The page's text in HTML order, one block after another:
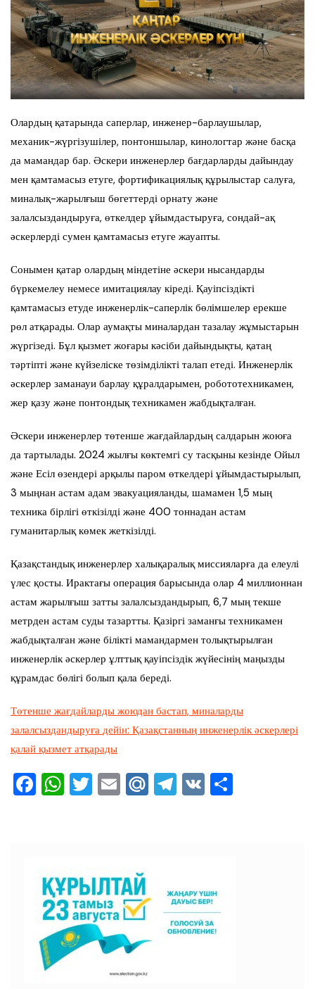
Олардың қатарында саперлар, инженер-барлаушылар,
механик-жүргізушілер, понтоншылар, кинологтар және басқа
да мамандар бар. Әскери инженерлер бағдарларды дайындау
мен қамтамасыз етуге, фортификациялық құрылыстар салуға,
миналық-жарылғыш бөгеттерді орнату және
залалсыздандыруға, өткелдер ұйымдастыруға, сондай-ақ
әскерлерді сумен қамтамасыз етуге жауапты.
Сонымен қатар олардың міндетіне әскери нысандарды
бүркемелеу немесе имитациялау кіреді. Қауіпсіздікті
қамтамасыз етуде инженерлік-саперлік бөлімшелер ерекше
рөл атқарады. Олар аумақты миналардан тазалау жұмыстарын
жүргізеді. Бұл қызмет жоғары кәсіби дайындықты, қатаң
тәртіпті және күйзеліске төзімділікті талап етеді. Инженерлік
әскерлер заманауи барлау құралдарымен, робототехникамен,
жер қазу және понтондық техникамен жабдықталған.
Әскери инженерлер төтенше жағдайлардың салдарын жоюға
да тартылады. 2024 жылғы көктемгі су тасқыны кезінде Ойыл
және Есіл өзендері арқылы паром өткелдері ұйымдастырылып,
3 мыңнан астам адам эвакуацияланды, шамамен 1,5 мың
техника бірлігі өткізілді және 400 тоннадан астам
гуманитарлық көмек жеткізілді.
Қазақстандық инженерлер халықаралық миссияларға да елеулі
үлес қосты. Ирактағы операция барысында олар 4 миллионнан
астам жарылғыш затты залалсыздандырып, 6,7 мың текше
метрден астам суды тазартты. Қазіргі заманғы техникамен
жабдықталған және білікті мамандармен толықтырылған
инженерлік әскерлер ұлттық қауіпсіздік жүйесінің маңызды
құрамдас бөлігі болып қала береді.
Төтенше жағдайларды жоюдан бастап, миналарды
залалсыздандыруға дейін: Қазақстанның инженерлік әскерлері
қалай қызмет атқарады
F
b
o
o
k
W
A
p
p
T E M T
m
V